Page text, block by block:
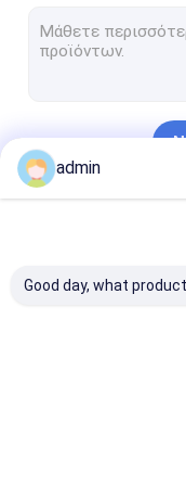
Γέφυρα δοκών
Για τους πεζούς
Prefab πλαίσιο
ελαφριά
admin
Good day, what